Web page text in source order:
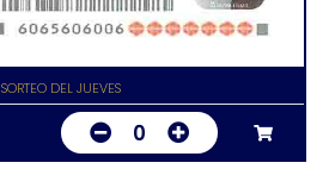
SORTEO DEL JUEVES
0